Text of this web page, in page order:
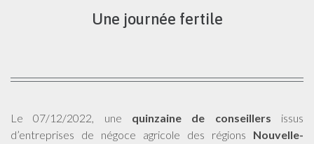
Une journée fertile
Le 07/12/2022, une quinzaine de conseillers issus
d’entreprises de négoce agricole des régions Nouvelle-